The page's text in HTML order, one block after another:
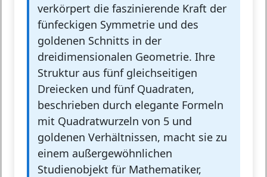
verkörpert die faszinierende Kraft der
fünfeckigen Symmetrie und des
goldenen Schnitts in der
dreidimensionalen Geometrie. Ihre
Struktur aus fünf gleichseitigen
Dreiecken und fünf Quadraten,
beschrieben durch elegante Formeln
mit Quadratwurzeln von 5 und
goldenen Verhältnissen, macht sie zu
einem außergewöhnlichen
Studienobjekt für Mathematiker,